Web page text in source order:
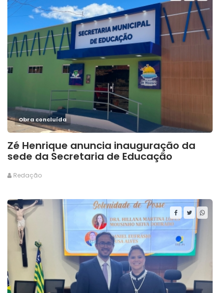
Obra concluída
Zé Henrique anuncia inauguração da
sede da Secretaria de Educação
Redação